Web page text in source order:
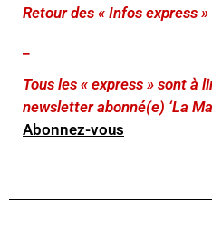
Retour des « Infos express
Tous les « express » sont à
newsletter abonné(e) ‘La
Abonnez-vous